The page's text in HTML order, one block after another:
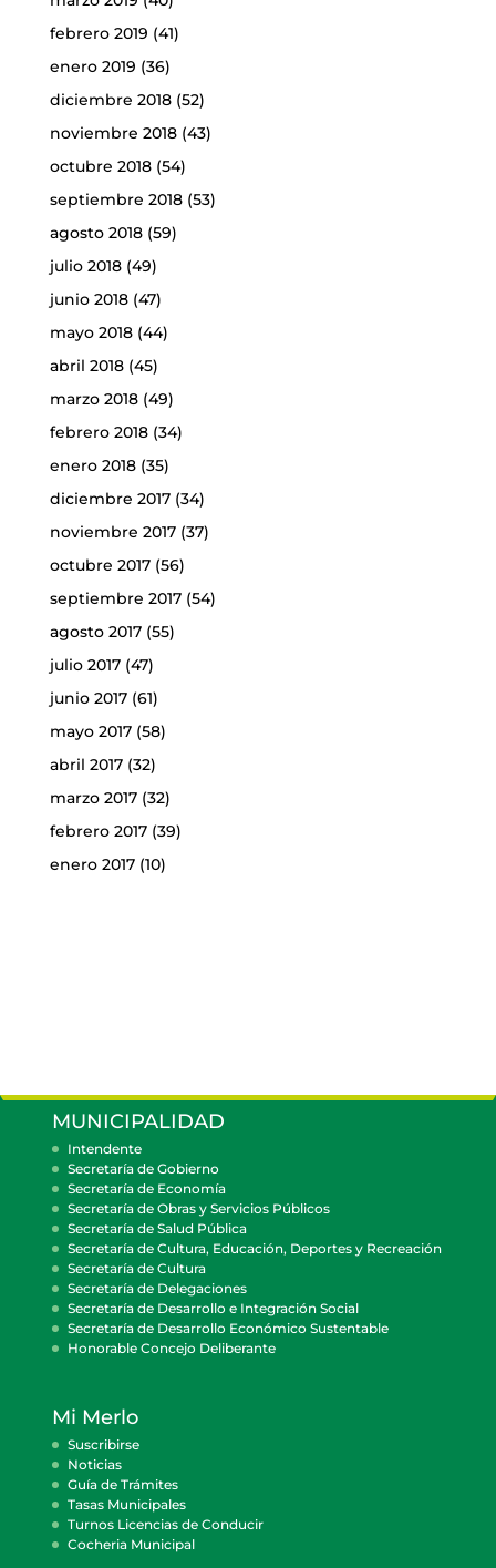
febrero 2019 (41)
enero 2019 (36)
diciembre 2018(52)
noviembre 2018(43)
octubre 2018(54)
septiembre 2018(53)
agosto 2018(59)
julio 2018(49)
junio 2018(47)
mayo 2018(44)
abril 2018(45)
marzo 2018(49)
febrero 2018(34)
enero 2018(35)
diciembre 2017(34)
noviembre 2017(37)
octubre 2017(56)
septiembre 2017(54)
agosto 2017(55)
julio 2017(47)
junio 2017(61)
mayo 2017(58)
abril 2017(32)
marzo 2017(32)
febrero 2017(39)
enero 2017(10)
MUNICIPALIDAD
Intendente
Secretaría de Gobierno
Secretaría de Economía
Secretaría de Obras y Servicios Públicos
Secretaría de Salud Pública
Secretaría de Cultura, Educación, Deportes y Recreación
Secretaría de Cultura
Secretaría de Delegaciones
Secretaría de Desarrollo e Integración Social
Secretaría de Desarrollo Económico Sustentable
Honorable Concejo Deliberante
Mi Merlo
Suscribirse
Noticias
Guía de Trámites
Tasas Municipales
Turnos Licencias de Conducir
Cocheria Municipal